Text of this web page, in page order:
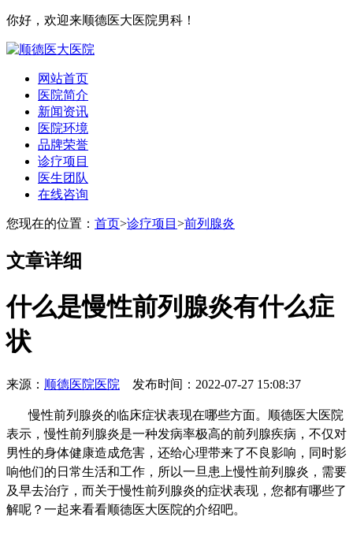
你好，欢迎来顺德医大医院男科！
网站首页
医院简介
新闻资讯
医院环境
品牌荣誉
诊疗项目
医生团队
在线咨询
您现在的位置： 首页>诊疗项目 >前列腺炎
文章详细
什么是慢性前列腺炎有什么症
状
来源： 顺德医院医院 发布时间：2022-07-27 15:08:37
慢性前列腺炎的临床症状表现在哪些方面。顺德医大医院
表示，慢性前列腺炎是一种发病率极高的前列腺疾病，不仅对
男性的身体健康造成危害，还给心理带来了不良影响，同时影
响他们的日常生活和工作，所以一旦患上慢性前列腺炎，需要
及早去治疗，而关于慢性前列腺炎的症状表现，您都有哪些了
解呢？一起来看看顺德医大医院的介绍吧。